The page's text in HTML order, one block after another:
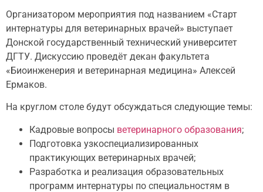
Организатором мероприятия под названием «Старт
интернатуры для ветеринарных врачей» выступает
Донской государственный технический университет
ДГТУ. Дискуссию проведёт декан факультета
«Биоинженерия и ветеринарная медицина» Алексей
Ермаков.
На круглом столе будут обсуждаться следующие темы:
Кадровые вопросы ветеринарного образования;
Подготовка узкоспециализированных
практикующих ветеринарных врачей;
Разработка и реализация образовательных
программ интернатуры по специальностям в